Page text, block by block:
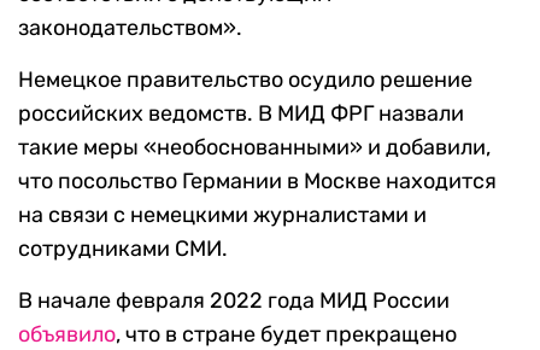
законодательством».
Немецкое правительство осудило решение
российских ведомств. В МИД ФРГ назвали
такие меры «необоснованными» и добавили,
что посольство Германии в Москве находится
на связи с немецкими журналистами и
сотрудниками СМИ.
В начале февраля 2022 года МИД России
объявило, что в стране будет прекращено